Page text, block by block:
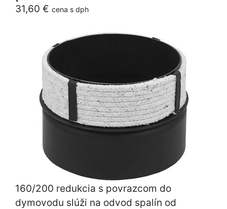
31,60 € cena s dph
160/200 redukcia s povrazcom do
dymovodu slúži na odvod spalín od